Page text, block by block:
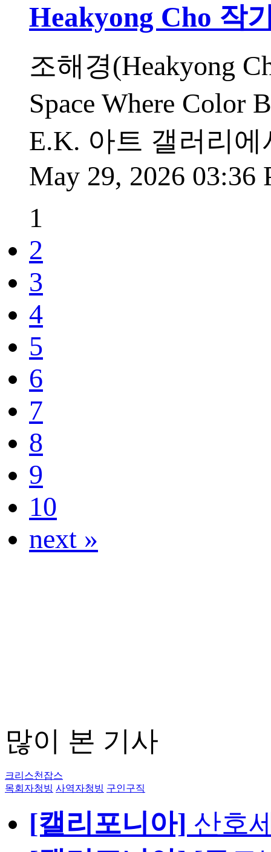
Heakyong Cho 작
조해경(Heakyong
Space Where Color
E.K. 아트 갤러리
May 29, 2026 03:36
1
2
3
4
5
6
7
8
9
10
next »
많이 본 기사
크리스천잡스
목회자청빙 사역자청빙 구인구직
[캘리포니아] 산호